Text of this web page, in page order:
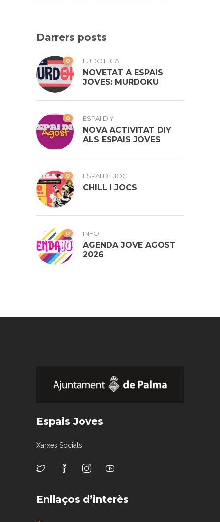
Darrers posts
0 LUDOTECA
NOVETAT A ESPAIS
JOVES: MURDOKU
0 ESPAI DIY
NOVA ACTIVITAT DIY
ALS ESPAIS JOVES
0 ESPAI DE JOC
CHILL I JOCS
0 INFO
AGENDA JOVE AGOST
2026
Espais Joves
Xarxes Socials
Enllaços d’interès